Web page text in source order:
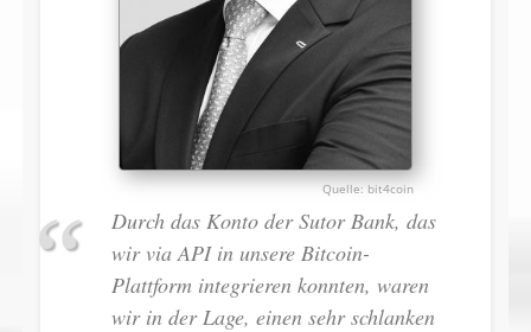
bit4coin
Durch das Konto der Sutor Bank, das
wir via API in unsere Bitcoin-
Plattform integrieren konnten, waren
wir in der Lage, einen sehr schlanken